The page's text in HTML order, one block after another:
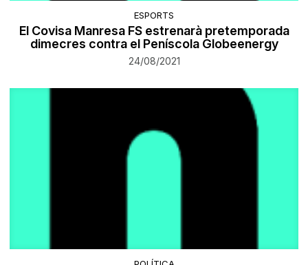
ESPORTS
El Covisa Manresa FS estrenarà pretemporada
dimecres contra el Peníscola Globeenergy
24/08/2021